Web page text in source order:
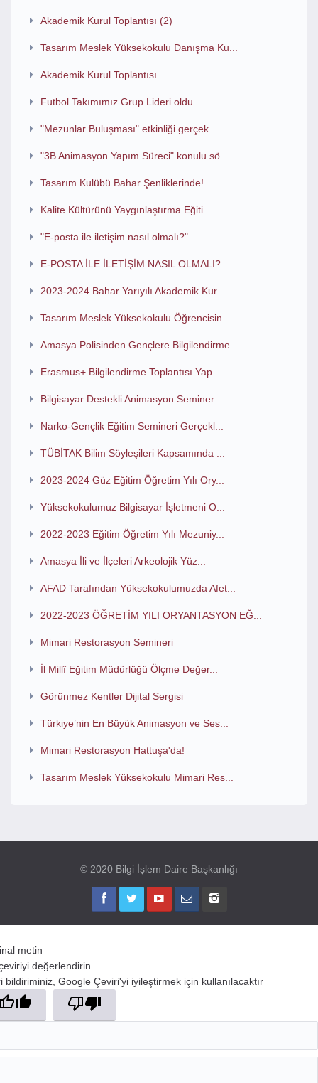
Akademik Kurul Toplantısı (2)
Tasarım Meslek Yüksekokulu Danışma Ku...
Akademik Kurul Toplantısı
Futbol Takımımız Grup Lideri oldu
"Mezunlar Buluşması" etkinliği gerçek...
"3B Animasyon Yapım Süreci" konulu sö...
Tasarım Kulübü Bahar Şenliklerinde!
Kalite Kültürünü Yaygınlaştırma Eğiti...
"E-posta ile iletişim nasıl olmalı?" ...
E-POSTA İLE İLETİŞİM NASIL OLMALI?
2023-2024 Bahar Yarıyılı Akademik Kur...
Tasarım Meslek Yüksekokulu Öğrencisin...
Amasya Polisinden Gençlere Bilgilendirme
Erasmus+ Bilgilendirme Toplantısı Yap...
Bilgisayar Destekli Animasyon Seminer...
Narko-Gençlik Eğitim Semineri Gerçekl...
TÜBİTAK Bilim Söyleşileri Kapsamında ...
2023-2024 Güz Eğitim Öğretim Yılı Ory...
Yüksekokulumuz Bilgisayar İşletmeni O...
2022-2023 Eğitim Öğretim Yılı Mezuniy...
Amasya İli ve İlçeleri Arkeolojik Yüz...
AFAD Tarafından Yüksekokulumuzda Afet...
2022-2023 ÖĞRETİM YILI ORYANTASYON EĞ...
Mimari Restorasyon Semineri
İl Millî Eğitim Müdürlüğü Ölçme Değer...
Görünmez Kentler Dijital Sergisi
Türkiye’nin En Büyük Animasyon ve Ses...
Mimari Restorasyon Hattuşa'da!
Tasarım Meslek Yüksekokulu Mimari Res...
© 2020 Bilgi İşlem Daire Başkanlığı
metin
değerlendirin
bildiriminiz, Google Çeviri'yi iyileştirmek için kullanılacaktır